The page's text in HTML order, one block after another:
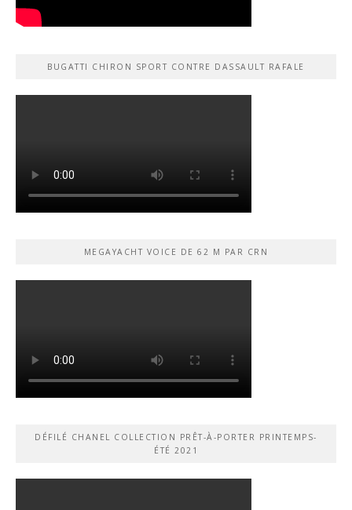
BUGATTI CHIRON SPORT CONTRE DASSAULT RAFALE
MEGAYACHT VOICE DE 62 M PAR CRN
DÉFILÉ CHANEL COLLECTION PRÊT-À-PORTER PRINTEMPS-
ÉTÉ 2021